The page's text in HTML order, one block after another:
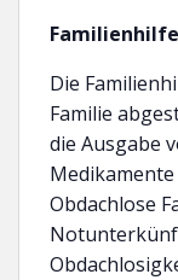
Familienhilfe
Die
Familie
die Ausgabe
Obdachlose